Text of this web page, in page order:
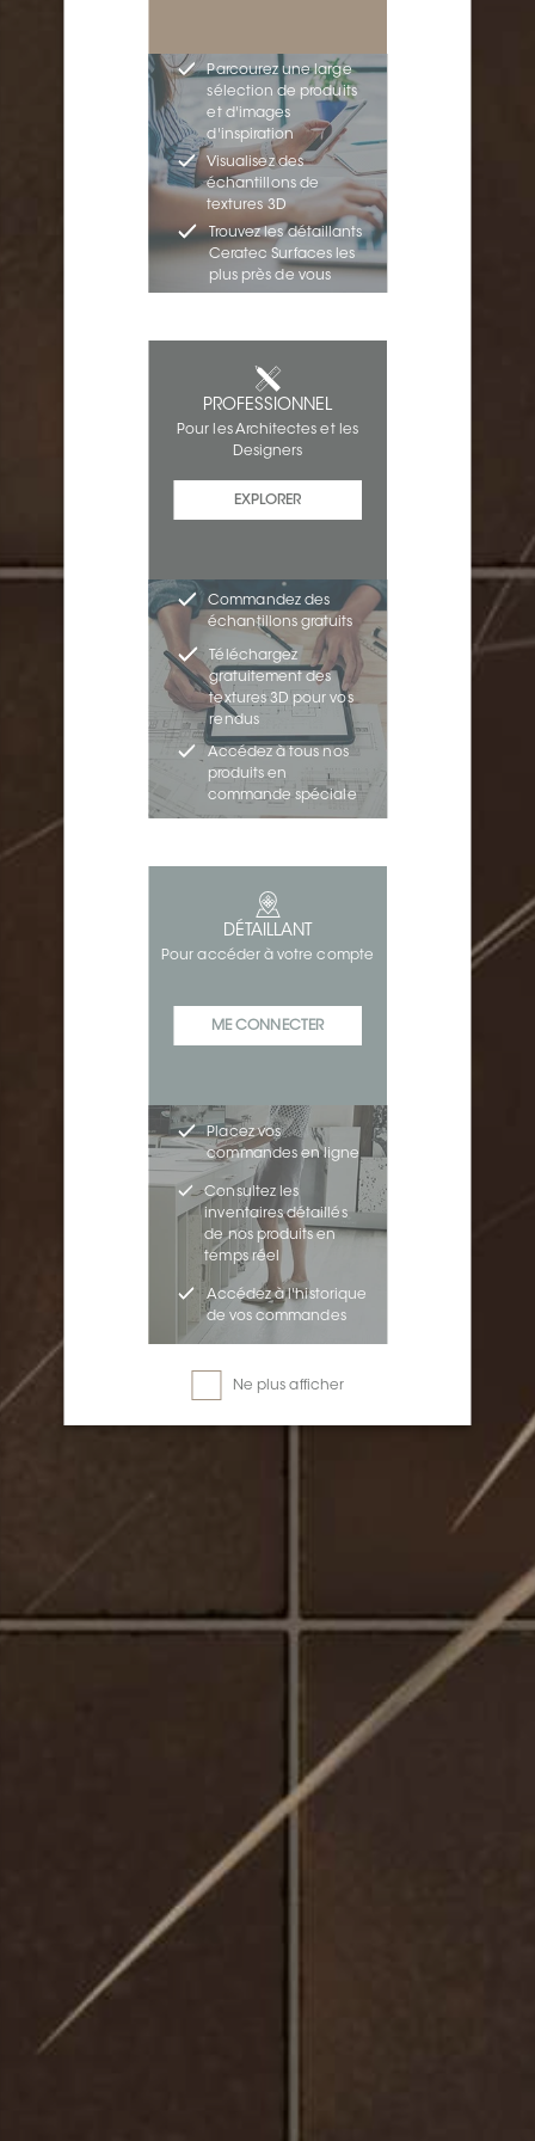
Parcourez une large
sélection de produits
et d'images
d'inspiration
Visualisez des
échantillons de
textures 3D
Trouvez les détaillants
Ceratec Surfaces les
plus près de vous
PROFESSIONNEL
Pour les Architectes et les
Designers
EXPLORER
Commandez des
échantillons gratuits
Téléchargez
gratuitement des
textures 3D pour vos
rendus
Accédez à tous nos
produits en
commande spéciale
DÉTAILLANT
Pour accéder à votre compte
ME CONNECTER
Placez vos
commandes en ligne
Consultez les
inventaires détaillés
de nos produits en
temps réel
Accédez à l'historique
de vos commandes
Ne plus afficher